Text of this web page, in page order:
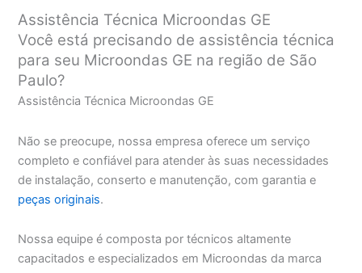
Assistência Técnica Microondas GE
Você está precisando de assistência técnica
para seu Microondas GE na região de São
Paulo?
Assistência Técnica Microondas GE
Não se preocupe, nossa empresa oferece um serviço
completo e confiável para atender às suas necessidades
de instalação, conserto e manutenção, com garantia e
peças originais.
Nossa equipe é composta por técnicos altamente
capacitados e especializados em Microondas da marca